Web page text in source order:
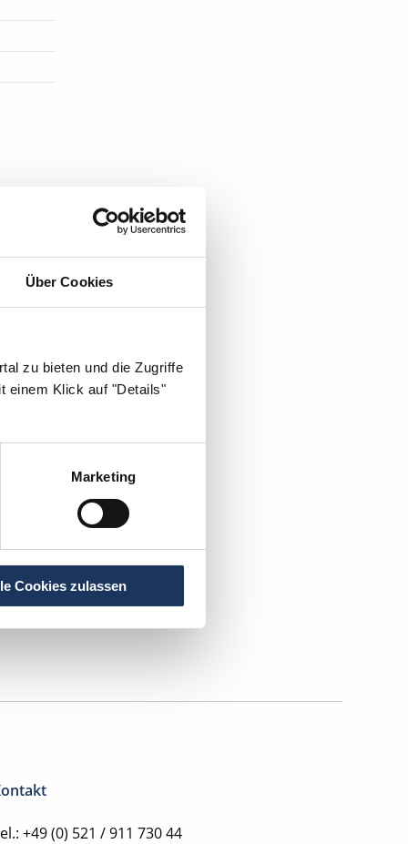
Über Cookies
zu bieten und die Zugriffe
einem Klick auf "Details"
Marketing
Cookies zulassen
+49 (0) 521 / 911 730 44